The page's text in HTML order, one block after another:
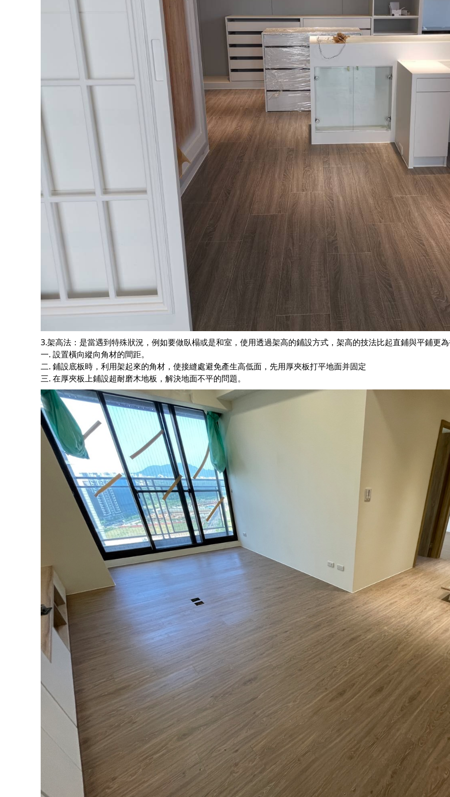
3.架高法：是當遇到特殊狀況，例如要做臥榻或是和室，使用透過架高的鋪設方式，架高的技法比起直鋪與平鋪更
一. 設置橫向縱向角材的間距。
二. 鋪設底板時，利用架起來的角材，使接縫處避免產生高低面，先用厚夾板打平地面并固定
三. 在厚夾板上鋪設超耐磨木地板，解決地面不平的問題。